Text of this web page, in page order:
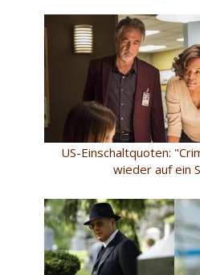
US-Einschaltquoten:
wieder auf ein